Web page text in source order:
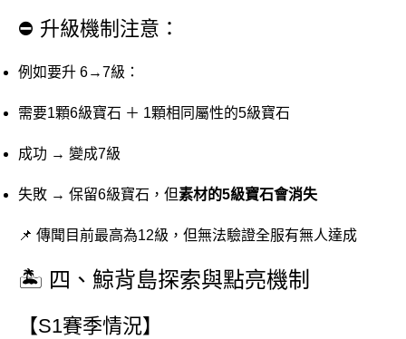
⛔ 升級機制注意：
例如要升 6→7級：
需要1顆6級寶石 ＋ 1顆相同屬性的5級寶石
成功 → 變成7級
失敗 → 保留6級寶石，但素材的5級寶石會消失
📌 傳聞目前最高為12級，但無法驗證全服有無人達成
🏝️ 四、鯨背島探索與點亮機制
【S1賽季情況】